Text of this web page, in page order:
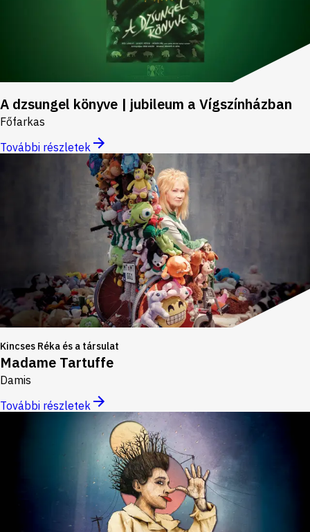
A dzsungel könyve | jubileum a Vígszínházban
Főfarkas
További részletek
Kincses Réka és a társulat
Madame Tartuffe
Damis
További részletek